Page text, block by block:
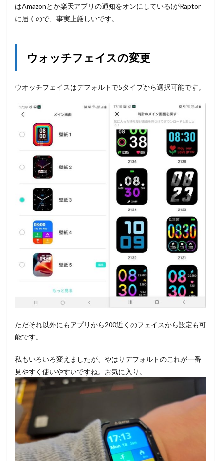
はAmazonとか楽天アプリの通知をオンにしている)がRaptor
に届くので、事実上厳しいです。
ウォッチフェイスの変更
ウオッチフェイスはデフォルトで5タイプから選択可能です。
ただそれ以外にもアプリから200近くのフェイスから設定も可
能です。
私もいろいろ変えましたが、やはりデフォルトのこれが一番
見やすく使いやすいですね。お気に入り。